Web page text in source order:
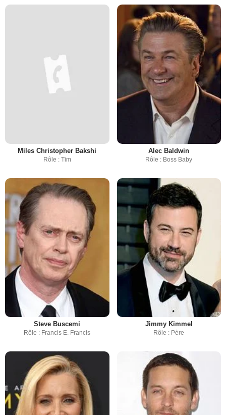
Miles Christopher Bakshi
Rôle : Tim
Alec Baldwin
Rôle : Boss Baby
Steve Buscemi
Rôle : Francis E. Francis
Jimmy Kimmel
Rôle : Père